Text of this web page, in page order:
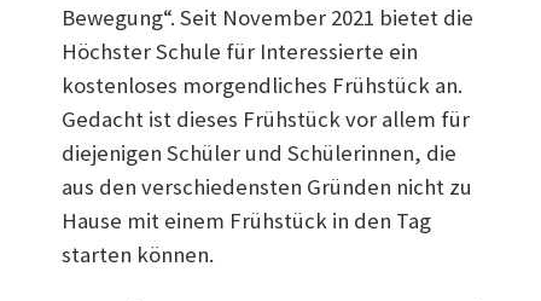
Bewegung“. Seit November 2021 bietet die
Höchster Schule für Interessierte ein
kostenloses morgendliches Frühstück an.
Gedacht ist dieses Frühstück vor allem für
diejenigen Schüler und Schülerinnen, die
aus den verschiedensten Gründen nicht zu
Hause mit einem Frühstück in den Tag
starten können.